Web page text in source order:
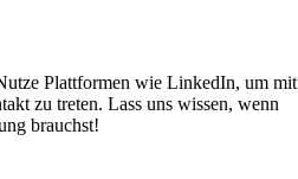
Plattformen wie LinkedIn, um mit
zu treten. Lass uns wissen, wenn
brauchst!